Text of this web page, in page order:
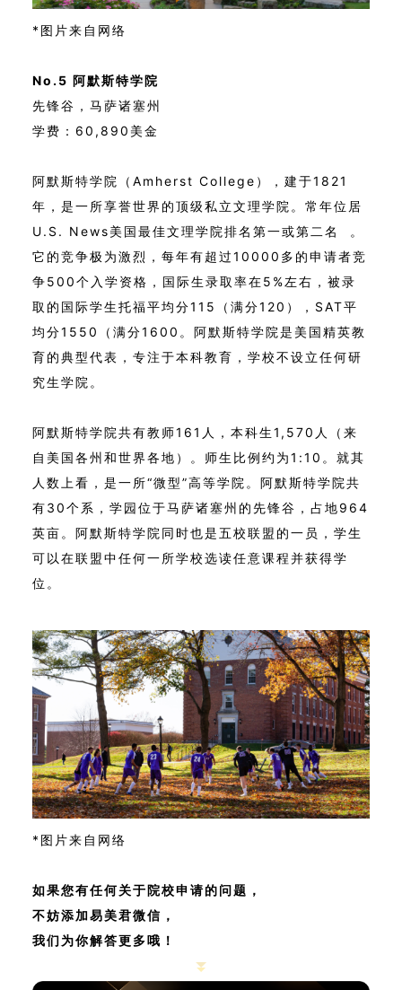
*图片来自网络
No.5 阿默斯特学院
先锋谷，马萨诸塞州
学费：60,890美金
阿默斯特学院（Amherst College），建于1821
年，是一所享誉世界的顶级私立文理学院。常年位居
U.S. News美国最佳文理学院排名第一或第二名 。
它的竞争极为激烈，每年有超过10000多的申请者竞
争500个入学资格，国际生录取率在5%左右，被录
取的国际学生托福平均分115（满分120），SAT平
均分1550（满分1600。阿默斯特学院是美国精英教
育的典型代表，专注于本科教育，学校不设立任何研
究生学院。
阿默斯特学院共有教师161人，本科生1,570人（来
自美国各州和世界各地）。师生比例约为1:10。就其
人数上看，是一所“微型”高等学院。阿默斯特学院共
有30个系，学园位于马萨诸塞州的先锋谷，占地964
英亩。阿默斯特学院同时也是五校联盟的一员，学生
可以在联盟中任何一所学校选读任意课程并获得学
位。
*图片来自网络
如果您有任何关于院校申请的问题，
不妨添加易美君微信，
我们为你解答更多哦！